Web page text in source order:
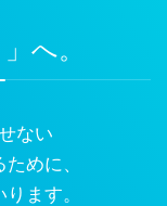
へ。
ない
めに、
ます。